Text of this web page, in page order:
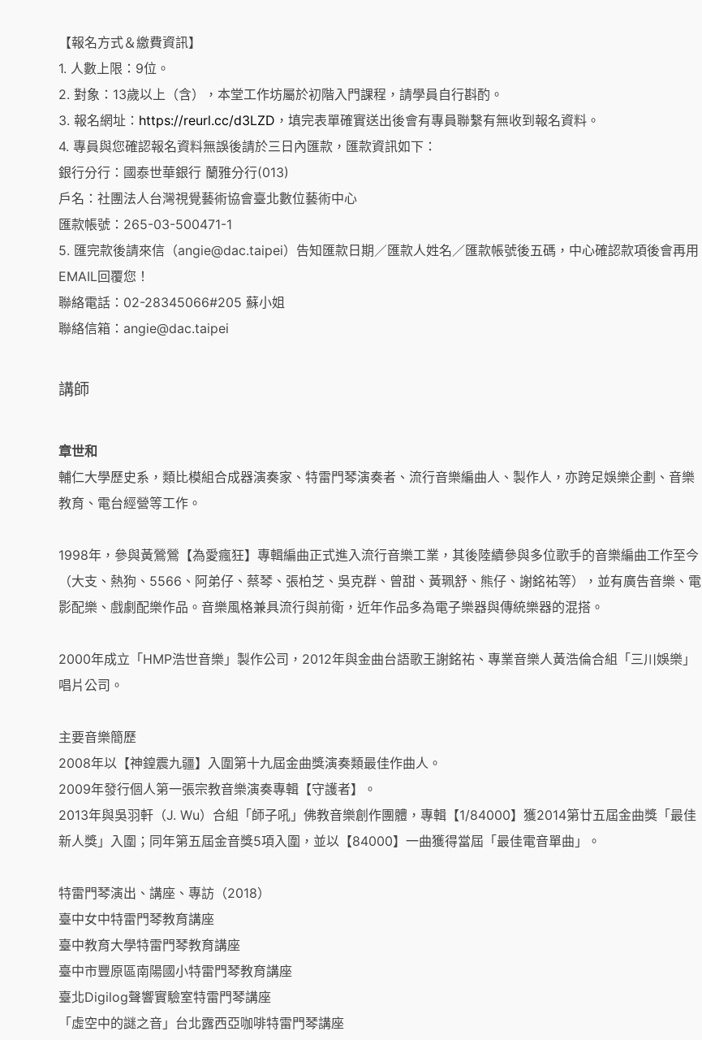
【報名方式＆繳費資訊】
1. 人數上限：9位。
2. 對象：13歲以上（含），本堂工作坊屬於初階入門課程，請學員自行斟酌。
3. 報名網址： https://reurl.cc/d3LZD ，填完表單確實送出後會有專員聯繫有無收到報名資料。
4. 專員與您確認報名資料無誤後請於三日內匯款，匯款資訊如下：
銀行分行：國泰世華銀行 蘭雅分行(013)
戶名：社團法人台灣視覺藝術協會臺北數位藝術中心
匯款帳號：265-03-500471-1
5. 匯完款後請來信（angie@dac.taipei）告知匯款日期／匯款人姓名／匯款帳號後五碼，中心確認款項後會再用
EMAIL回覆您！
聯絡電話：02-28345066#205 蘇小姐
聯絡信箱：angie@dac.taipei
講師
章世和
輔仁大學歷史系，類比模組合成器演奏家、特雷門琴演奏者、流行音樂編曲人、製作人，亦跨足娛樂企劃、音樂
教育、電台經營等工作。
1998年，參與黃鶯鶯【為愛瘋狂】專輯編曲正式進入流行音樂工業，其後陸續參與多位歌手的音樂編曲工作至今
（大支、熱狗、5566、阿弟仔、蔡琴、張柏芝、吳克群、曾甜、黃珮舒、熊仔、謝銘祐等），並有廣告音樂、電
影配樂、戲劇配樂作品。音樂風格兼具流行與前衛，近年作品多為電子樂器與傳統樂器的混搭。
2000年成立「HMP浩世音樂」製作公司，2012年與金曲台語歌王謝銘祐、專業音樂人黃浩倫合組「三川娛樂」
唱片公司。
主要音樂簡歷
2008年以【神鍠震九疆】入圍第十九屆金曲獎演奏類最佳作曲人。
2009年發行個人第一張宗教音樂演奏專輯【守護者】。
2013年與吳羽軒（J. Wu）合組「師子吼」佛教音樂創作團體，專輯【1/84000】獲2014第廿五屆金曲獎「最佳
新人獎」入圍；同年第五屆金音獎5項入圍，並以【84000】一曲獲得當屆「最佳電音單曲」。
特雷門琴演出、講座、專訪（2018）
臺中女中特雷門琴教育講座
臺中教育大學特雷門琴教育講座
臺中市豐原區南陽國小特雷門琴教育講座
臺北Digilog聲響實驗室特雷門琴講座
「虛空中的謎之音」台北露西亞咖啡特雷門琴講座